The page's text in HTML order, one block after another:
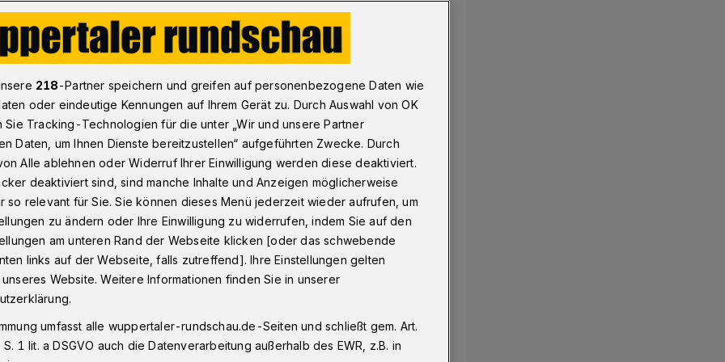
in Sachen Elektromobilität in Wuppertal“
in Sachen
begrüßt den einstimmigen
konsequent auszubauen. Dies
in Sachen Elektromobilität in
218-Partner speichern und greifen auf personenbezogene Daten wie
oder eindeutige Kennungen auf Ihrem Gerät zu. Durch Auswahl von OK
Sie Tracking-Technologien für die unter „Wir und unsere Partner
Daten, um Ihnen Dienste bereitzustellen“ aufgeführten Zwecke. Durch
Alle ablehnen oder Widerruf Ihrer Einwilligung werden diese deaktiviert.
deaktiviert sind, sind manche Inhalte und Anzeigen möglicherweise
so relevant für Sie. Sie können dieses Menü jederzeit wieder aufrufen, um
zu ändern oder Ihre Einwilligung zu widerrufen, indem Sie auf den
am unteren Rand der Webseite klicken [oder das schwebende
links auf der Webseite, falls zutreffend]. Ihre Einstellungen gelten
Website. Weitere Informationen finden Sie in unserer
umfasst alle wuppertaler-rundschau.de-Seiten und schließt gem. Art.
1 lit. a DSGVO auch die Datenverarbeitung außerhalb des EWR, z.B. in